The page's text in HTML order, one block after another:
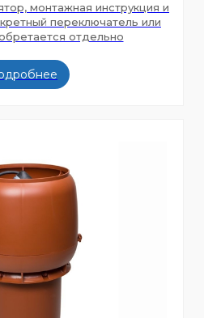
монтажная инструкция и
переключатель или
отдельно